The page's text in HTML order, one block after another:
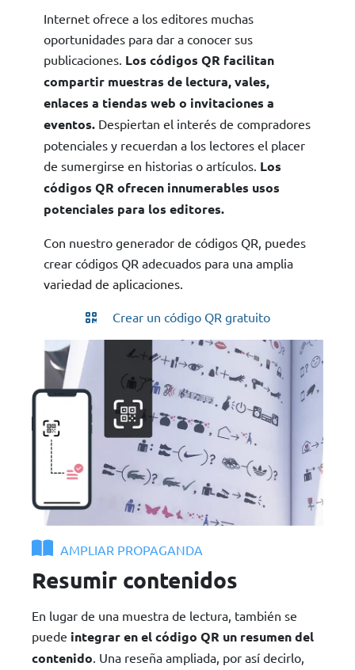
Internet ofrece a los editores muchas
oportunidades para dar a conocer sus
publicaciones. Los códigos QR facilitan
compartir muestras de lectura, vales,
enlaces a tiendas web o invitaciones a
eventos. Despiertan el interés de compradores
potenciales y recuerdan a los lectores el placer
de sumergirse en historias o artículos. Los
códigos QR ofrecen innumerables usos
potenciales para los editores.
Con nuestro generador de códigos QR, puedes
crear códigos QR adecuados para una amplia
variedad de aplicaciones.
Crear un código QR gratuito
AMPLIAR PROPAGANDA
Resumir contenidos
En lugar de una muestra de lectura, también se
puede integrar en el código QR un resumen del
contenido. Una reseña ampliada, por así decirlo,